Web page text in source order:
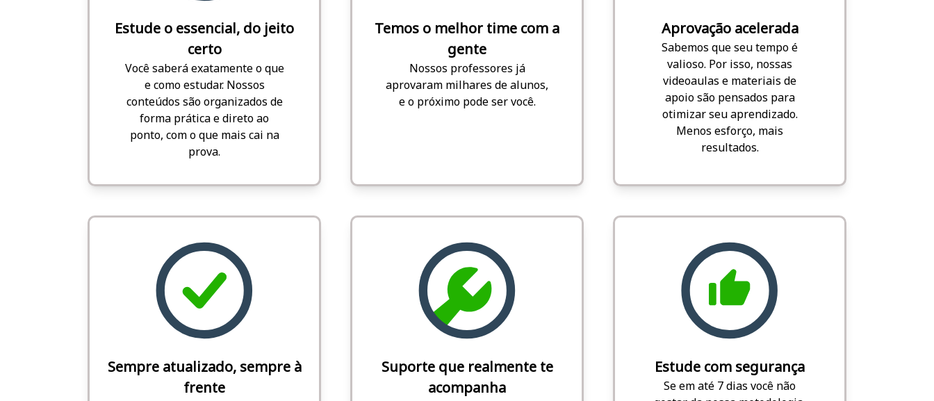
Estude o essencial, do jeito
certo
Você saberá exatamente o que
e como estudar. Nossos
conteúdos são organizados de
forma prática e direto ao
ponto, com o que mais cai na
prova.
Temos o melhor time com a
gente
Nossos professores já
aprovaram milhares de alunos,
e o próximo pode ser você.
Aprovação acelerada
Sabemos que seu tempo é
valioso. Por isso, nossas
videoaulas e materiais de
apoio são pensados para
otimizar seu aprendizado.
Menos esforço, mais
resultados.
Sempre atualizado, sempre à
frente
Suporte que realmente te
acompanha
Estude com segurança
Se em até 7 dias você não